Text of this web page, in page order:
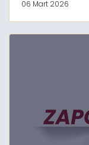
06 Mart 2026